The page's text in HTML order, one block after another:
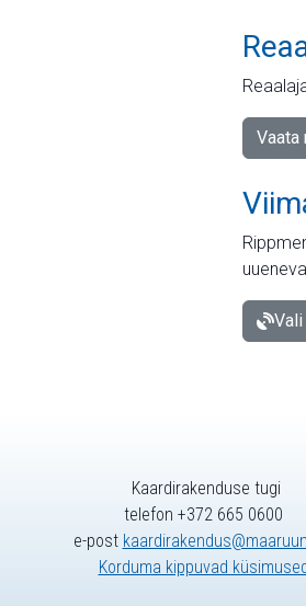
Vaata
Vali
Kaardirakenduse tugi
telefon +372 665 0600
e-post
Korduma kippuvad